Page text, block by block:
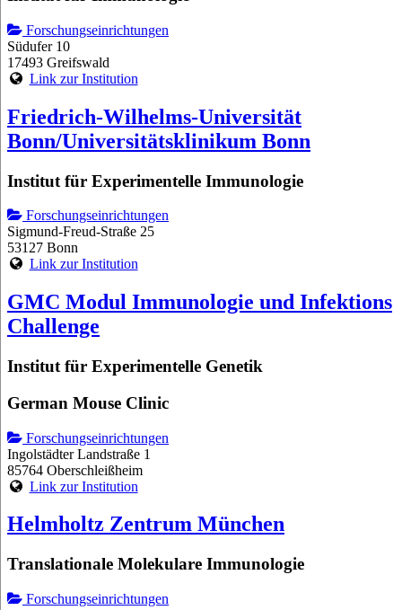
Forschungseinrichtungen
Südufer 10
17493 Greifswald
Link zur Institution
Friedrich-Wilhelms-Universität
Bonn/Universitätsklinikum Bonn
Institut für Experimentelle Immunologie
Forschungseinrichtungen
Sigmund-Freud-Straße 25
53127 Bonn
Link zur Institution
GMC Modul Immunologie und Infektions
Challenge
Institut für Experimentelle Genetik
German Mouse Clinic
Forschungseinrichtungen
Ingolstädter Landstraße 1
85764 Oberschleißheim
Link zur Institution
Helmholtz Zentrum München
Translationale Molekulare Immunologie
Forschungseinrichtungen